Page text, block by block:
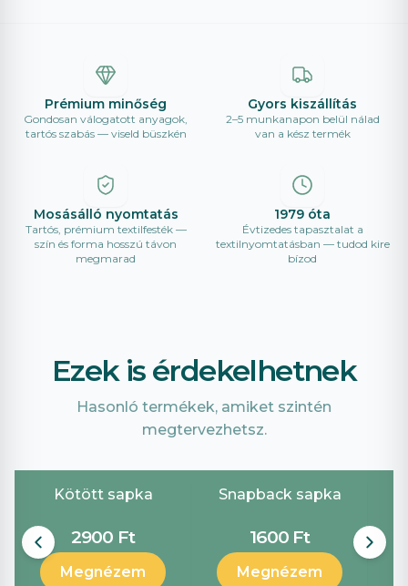
Prémium minőség
Gondosan válogatott anyagok,
tartós szabás — viseld büszkén
Gyors kiszállítás
2–5 munkanapon belül nálad
van a kész termék
Mosásálló nyomtatás
Tartós, prémium textilfesték —
szín és forma hosszú távon
megmarad
1979 óta
Évtizedes tapasztalat a
textilnyomtatásban — tudod kire
bízod
Ezek is érdekelhetnek
Hasonló termékek, amiket szintén
megtervezhetsz.
Kötött sapka
2900 Ft
Megnézem
Snapback sapka
1600 Ft
Megnézem